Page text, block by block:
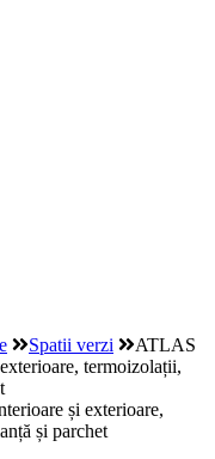
Spatii verzi
ATLAS
termoizolații,